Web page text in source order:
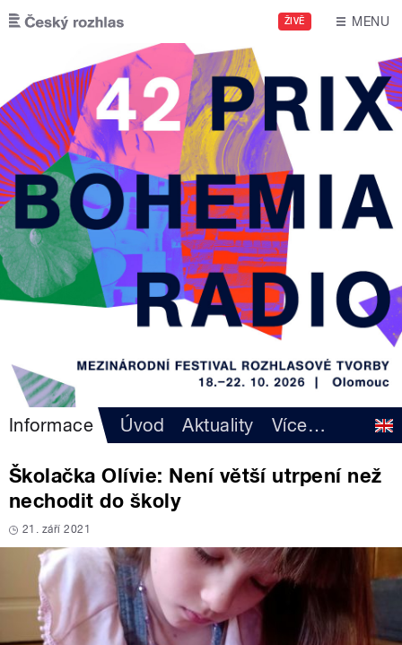
Přejít k hlavnímu obsahu
ŽIVĚ MENU
Informace Úvod Aktuality Více…
Školačka Olívie: Není větší utrpení než
nechodit do školy
21. září 2021